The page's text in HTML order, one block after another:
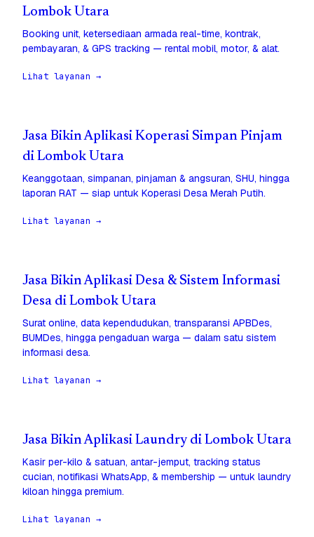
Lombok Utara
Booking unit, ketersediaan armada real-time, kontrak,
pembayaran, & GPS tracking — rental mobil, motor, & alat.
Lihat layanan →
Jasa Bikin Aplikasi Koperasi Simpan Pinjam
di Lombok Utara
Keanggotaan, simpanan, pinjaman & angsuran, SHU, hingga
laporan RAT — siap untuk Koperasi Desa Merah Putih.
Lihat layanan →
Jasa Bikin Aplikasi Desa & Sistem Informasi
Desa di Lombok Utara
Surat online, data kependudukan, transparansi APBDes,
BUMDes, hingga pengaduan warga — dalam satu sistem
informasi desa.
Lihat layanan →
Jasa Bikin Aplikasi Laundry di Lombok Utara
Kasir per-kilo & satuan, antar-jemput, tracking status
cucian, notifikasi WhatsApp, & membership — untuk laundry
kiloan hingga premium.
Lihat layanan →